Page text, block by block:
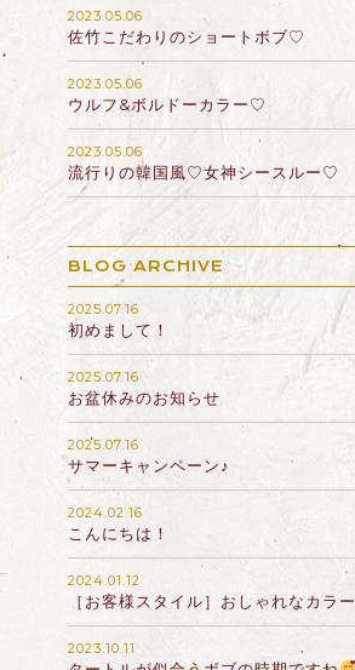
2023.05.06
佐竹こだわりのショートボブ♡
2023.05.06
ウルフ&ボルドーカラー♡
2023.05.06
流行りの韓国風♡女神シースルー♡
BLOG ARCHIVE
2025.07.16
初めまして！
2025.07.16
お盆休みのお知らせ
2025.07.16
サマーキャンペーン♪
2024.02.16
こんにちは！
2024.01.12
［お客様スタイル］おしゃれなカラー
2023.10.11